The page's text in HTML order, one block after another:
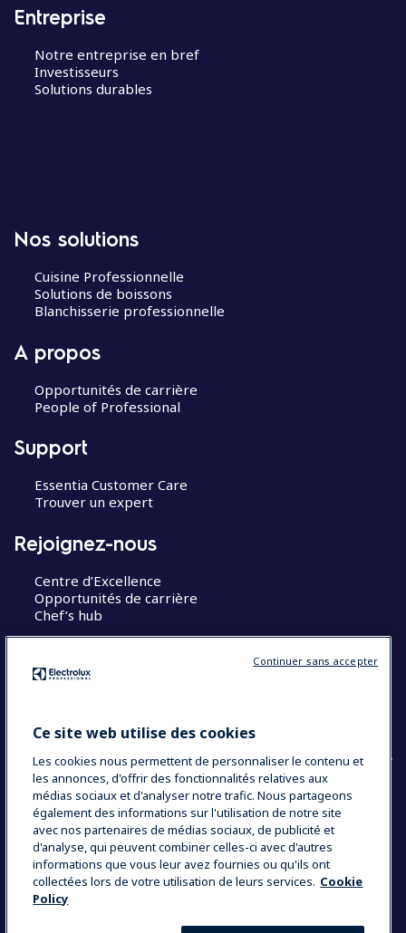
Entreprise
Notre entreprise en bref
Investisseurs
Solutions durables
Nos solutions
Cuisine Professionnelle
Solutions de boissons
Blanchisserie professionnelle
A propos
Opportunités de carrière
People of Professional
Support
Essentia Customer Care
Trouver un expert
Rejoignez-nous
Centre d’Excellence
Opportunités de carrière
Chef’s hub
COUNTRY AND LANGUAGE
VOTRE SÉLECTION : FRANCE
Data Privacy Statement
Ce site web utilise des cookies
Les cookies nous permettent de personnaliser le contenu et
les annonces, d'offrir des fonctionnalités relatives aux
médias sociaux et d'analyser notre trafic. Nous partageons
également des informations sur l'utilisation de notre site
avec nos partenaires de médias sociaux, de publicité et
d'analyse, qui peuvent combiner celles-ci avec d'autres
informations que vous leur avez fournies ou qu'ils ont
collectées lors de votre utilisation de leurs services. Cookie
Policy
Continuer sans accepter